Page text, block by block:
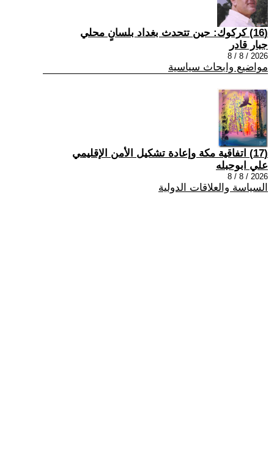
(16) كركوك: حين تتحدث بغداد بلسانٍ محلي
جبار قادر
2026 / 8 / 8
مواضيع وابحاث سياسية
(17) اتفاقية مكة وإعادة تشكيل الأمن الإقليمي
علي ابوحبله
2026 / 8 / 8
السياسة والعلاقات الدولية